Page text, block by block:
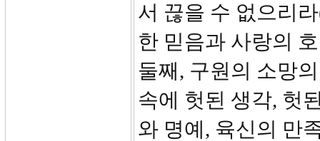
서 끊을 수 없으리
한 믿음과 사랑의
둘째, 구원의 소망
속에 헛된 생각, 헛
와 명예, 육신의 만